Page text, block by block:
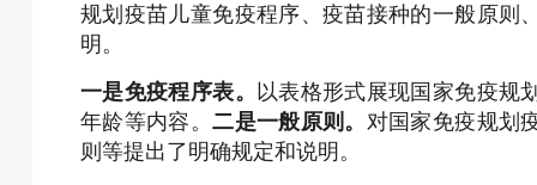
规划疫苗儿童免疫程序、疫苗接种的一般原则
明。
一是免疫程序表。
以表格形式展现国家免疫规
年龄等内容。二是一般原则。 对国家免疫规划
则等提出了明确规定和说明。